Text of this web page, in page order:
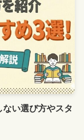
い選び方やスタ